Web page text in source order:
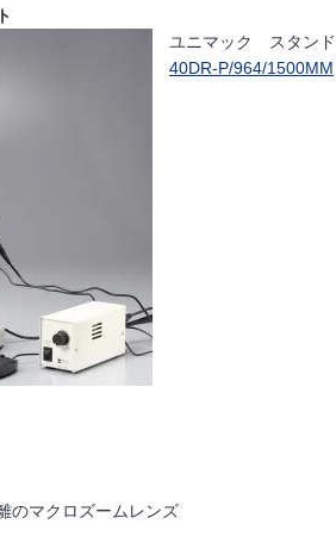
ユニマック スタン
40DR-P/964/1500MM
のマクロズームレンズ